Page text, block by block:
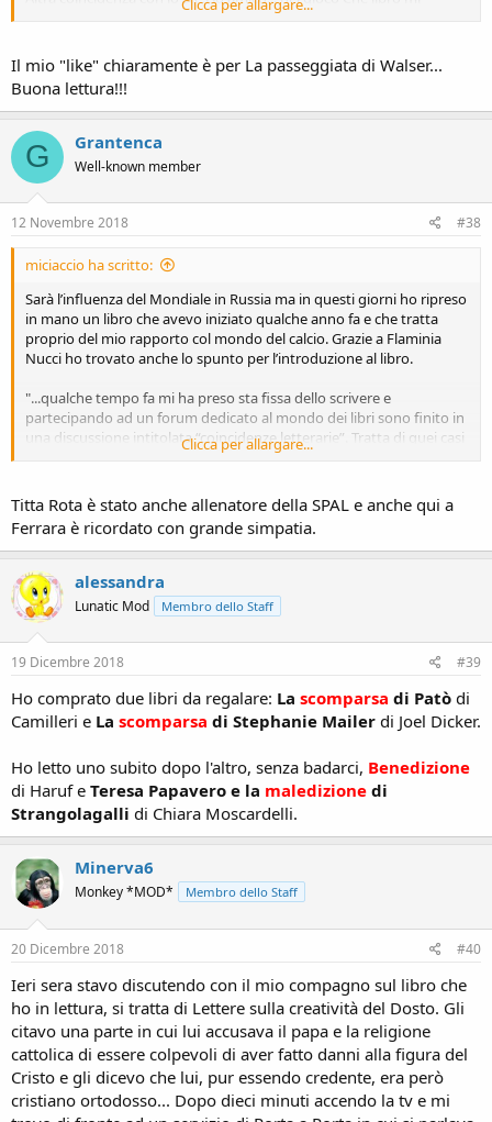
regaleresti aveva scelto per me un romanzo pubblicato l'anno della
Clicca per allargare...
Il mio "like" chiaramente è per La passeggiata di Walser...
Buona lettura!!!
G Grantenca
Well-known member
12 Novembre 2018 #38
miciaccio ha scritto:
Sarà l’influenza del Mondiale in Russia ma in questi giorni ho ripreso
in mano un libro che avevo iniziato qualche anno fa e che tratta
proprio del mio rapporto col mondo del calcio. Grazie a Flaminia
Nucci ho trovato anche lo spunto per l’introduzione al libro.
"...qualche tempo fa mi ha preso sta fissa dello scrivere e
partecipando ad un forum dedicato al mondo dei libri sono finito in
una discussione intitolata “coincidenze letterarie”. Tratta di quei casi
in cui due eventi distanti tra di loro combaciano senza un’apparente
giorni. Una utente del forum ha commentato i miei post tirando in
ballo il concetto di “sincronicità”. Carl Gustav Jung, il famoso
psicoanalista svizzero, introdusse nel 1950 il concetto di sincronicità
definendolo “un principio di nessi causali”, ovvero un legame tra
due eventi che avvengono in contemporanea, connessi tra loro ma
non in maniera causale, cioè che l'uno non influisca materialmente
sull'altro ma appartenenti allo stesso contesto come due orologi
che siano stati sincronizzati su una stessa ora. Marie-Louise Von
Franz, allieva di Jung approfondì il concetto spingendosi oltre,
affermando che i fenomeni sincronici, non essendo legati ad eventi
causali non sono prevedibili, tuttavia essi si manifestano
soprattutto nei casi di forte eccitazione psichica come la morte di
una persona o un grande amore. L’introduzione dell’aspetto
di determinati eventi che mi sono capitati nel corso degli anni e che
riguardano la sfera calcistica, notoriamente fonte di smisurata
passione e coinvolgimento emotivo. Grazie a Jung posso così
spiegarmi come sia possibile che nella tarda primavera del 1982
vita, qualche mese dopo la Nazionale italiana è riuscita a trionfare al
Mondiale in Spagna dopo quasi cinquant’anni di digiuno e
figuracce. Si spiega anche come è potuto accadere che nel 1989
dopo aver varcato per la prima volta i cancelli dello stadio
“Galleana”, (oggi “Garilli”) per assistere ad una partita di serie C del
storica promozione in serie A dei biancorossi, a coronamento di una
straordinaria scalata iniziata proprio nel ‘89. Risulta poi chiaro come
nella primavera del 2012 affezionandomi al Club Atletico San
Lorenzo de Almagro siano avvenute in successione una salvezza
impensabile, l’approvazione della “ley de restitucion historica”, il
ritorno al successo nel campionato argentino e a seguire la
conquista della prima storica Copa Libertadores. Senza dimenticare
Clicca per allargare...
Titta Rota è stato anche allenatore della SPAL e anche qui a
Ferrara è ricordato con grande simpatia.
alessandra
Lunatic Mod Membro dello Staff
19 Dicembre 2018 #39
Ho comprato due libri da regalare: La scomparsa di Patò di
Camilleri e La scomparsa di Stephanie Mailer di Joel Dicker.
Ho letto uno subito dopo l'altro, senza badarci, Benedizione
di Haruf e Teresa Papavero e la maledizione di
Strangolagalli ​di Chiara Moscardelli.
Minerva6
Monkey *MOD* Membro dello Staff
20 Dicembre 2018 #40
Ieri sera stavo discutendo con il mio compagno sul libro che
ho in lettura, si tratta di Lettere sulla creatività del Dosto. Gli
citavo una parte in cui lui accusava il papa e la religione
cattolica di essere colpevoli di aver fatto danni alla figura del
Cristo e gli dicevo che lui, pur essendo credente, era però
cristiano ortodosso... Dopo dieci minuti accendo la tv e mi